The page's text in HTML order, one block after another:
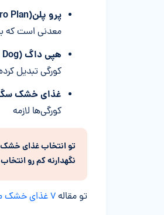
پرو پلن(Plan
معدنی است که
هپی داگ (
کورگی تبدیل
غذای خشک سگ
کورگی‌ها لازمه
تو انتخاب غذای خشک
نگهدارنه کم رو
تو مقاله۷ غذای خشک مخصوص سگ